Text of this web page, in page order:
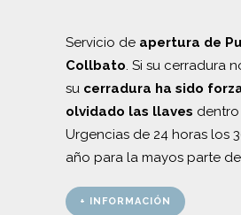
Servicio de apertura de
Collbato. Si su cerradura
su cerradura ha sido
olvidado las llaves dentro
Urgencias de 24 horas los
año para la mayos parte
+ INFORMACIÓN